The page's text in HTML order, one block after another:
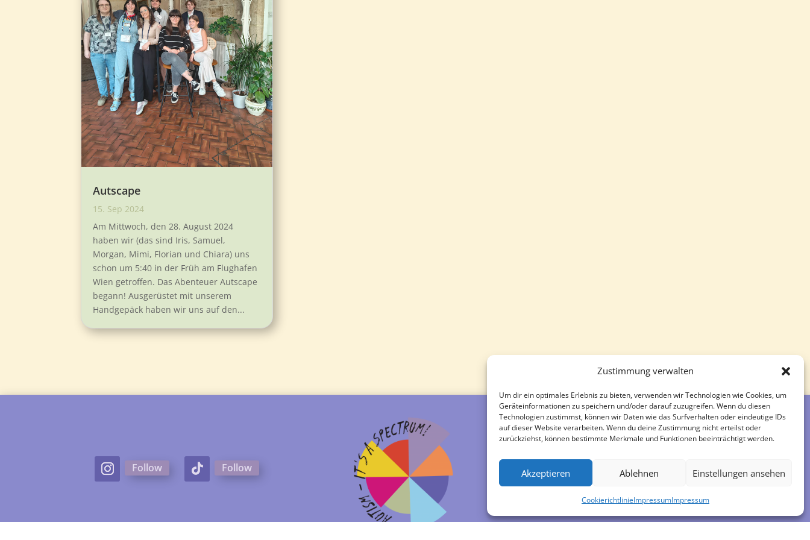
Zustimmung verwalten
Um dir ein optimales Erlebnis zu bieten, verwenden wir Technologien wie Cookies, um
Geräteinformationen zu speichern und/oder darauf zuzugreifen. Wenn du diesen
Technologien zustimmst, können wir Daten wie das Surfverhalten oder eindeutige IDs
auf dieser Website verarbeiten. Wenn du deine Zustimmung nicht erteilst oder
zurückziehst, können bestimmte Merkmale und Funktionen beeinträchtigt werden.
Akzeptieren Ablehnen Einstellungen ansehen
CookierichtlinieImpressumImpressum
Autscape
15. Sep 2024
Am Mittwoch, den 28. August 2024
haben wir (das sind Iris, Samuel,
Morgan, Mimi, Florian und Chiara) uns
schon um 5:40 in der Früh am Flughafen
Wien getroffen. Das Abenteuer Autscape
begann! Ausgerüstet mit unserem
Handgepäck haben wir uns auf den...
Follow Follow Impressum